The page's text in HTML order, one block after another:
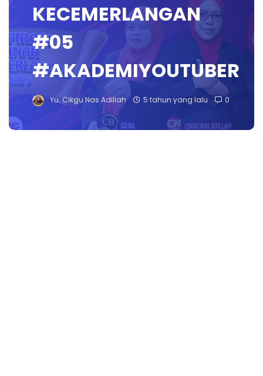
KECEMERLANGAN
#05
#AKADEMIYOUTUBER
Yu. Cikgu Nas Adillah 5 tahun yang lalu 0